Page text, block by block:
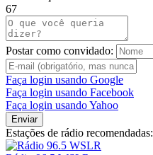
67
Postar como convidado:
Faça login usando Google
Faça login usando Facebook
Faça login usando Yahoo
Enviar
Estações de rádio recomendadas: